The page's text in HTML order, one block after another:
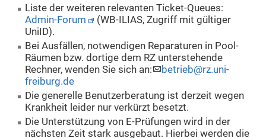
Liste der weiteren relevanten Ticket-Queues:
Admin-Forum
(WB-ILIAS, Zugriff mit gültiger
UniID).
BeiAusfällen, notwendigen Reparaturen in Pool-
Räumen bzw. dortige dem RZ unterstehende
Rechner, wenden Sie sich an:
betrieb@rz.uni-
freiburg.de
Die generelle Benutzerberatung ist derzeit wegen
Krankheit leider nur verkürzt besetzt.
Die Unterstützung von E-Prüfungen wird in der
nächsten Zeit stark ausgebaut. Hierbei werden die